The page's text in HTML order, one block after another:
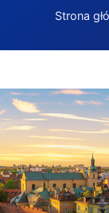
Strona
Trasa Warszawa